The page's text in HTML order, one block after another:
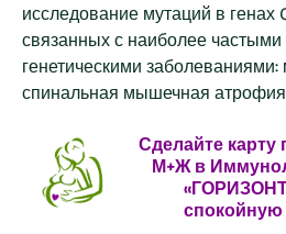
исследование мутаций в генах
связанных с наиболее
генетическими заболеваниями:
спинальная мышечная
Сделайте карту
М+Ж в
спокойную